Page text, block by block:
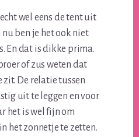
wel eens de tent uit
nu ben je het ook niet
En dat is dikke prima.
of zus weten dat
zit. De relatie tussen
uit te leggen en voor
het is wel fijn om
het zonnetje te zetten.